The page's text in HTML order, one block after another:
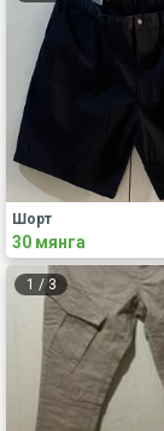
Шорт
30 мянга
1 /3